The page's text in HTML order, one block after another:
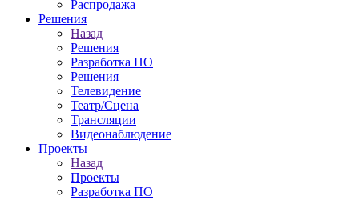
Распродажа
Решения
Назад
Решения
Разработка ПО
Решения
Телевидение
Театр/Сцена
Трансляции
Видеонаблюдение
Проекты
Назад
Проекты
Разработка ПО